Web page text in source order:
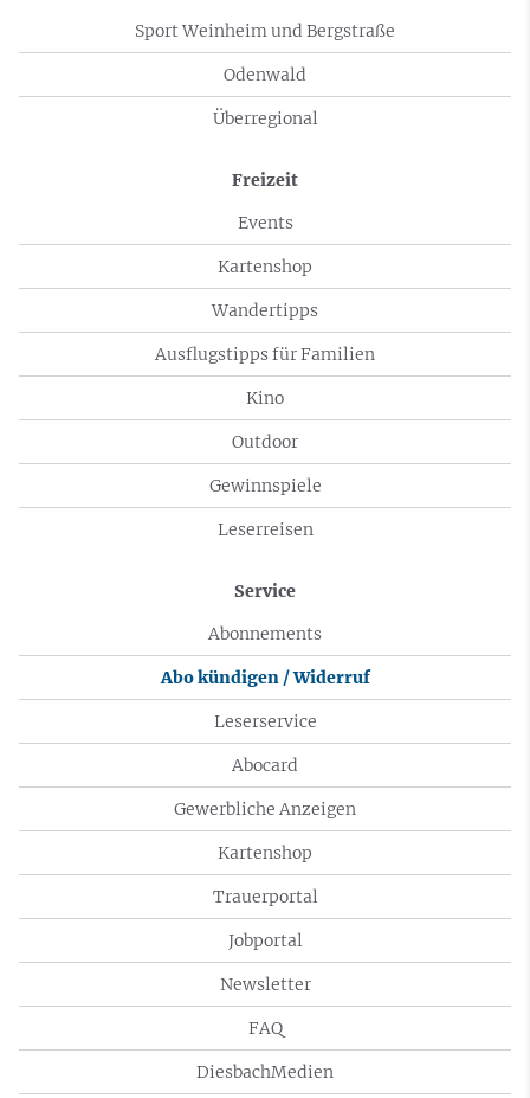
Sport Weinheim und Bergstraße
Odenwald
Überregional
Freizeit
Events
Kartenshop
Wandertipps
Ausflugstipps für Familien
Kino
Outdoor
Gewinnspiele
Leserreisen
Service
Abonnements
Abo kündigen / Widerruf
Leserservice
Abocard
Gewerbliche Anzeigen
Kartenshop
Trauerportal
Jobportal
Newsletter
FAQ
DiesbachMedien